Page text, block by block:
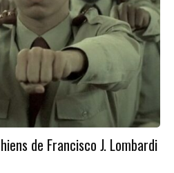
de Francisco J. Lombardi